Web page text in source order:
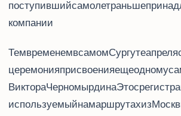
поступивший самолет раньше
компании Travel Service.
Тем временем в самом Сургуте 25
церемония присвоения еще одному
Виктора Черномырдина. Это Boeing 767 с
используемый на маршрутах из